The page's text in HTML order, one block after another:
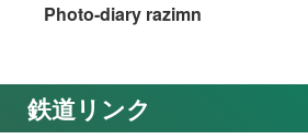
Photo-diary razimn
鉄道リンク